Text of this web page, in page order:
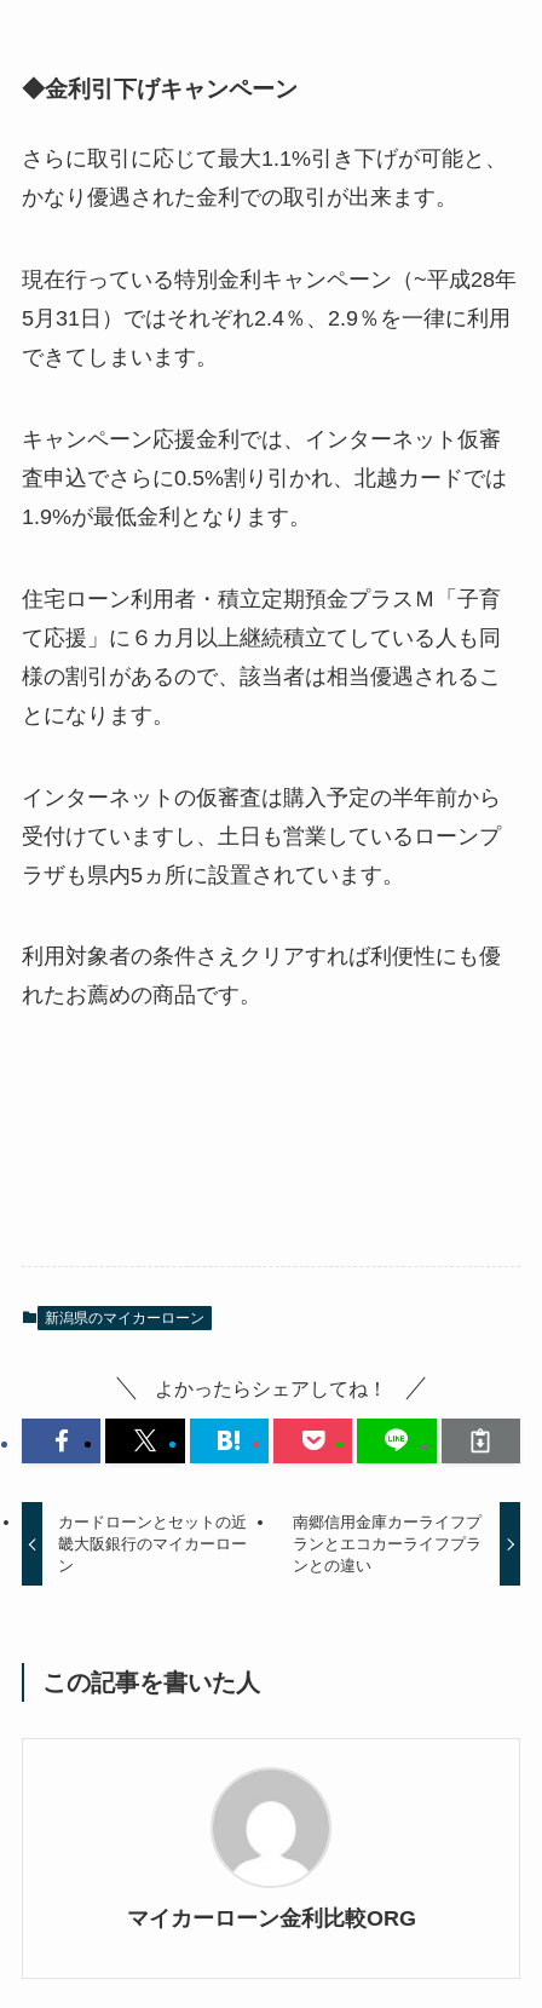
◆金利引下げキャンペーン
さらに取引に応じて最大1.1%引き下げが可能と、
かなり優遇された金利での取引が出来ます。
現在行っている特別金利キャンペーン（~平成28年
5月31日）ではそれぞれ2.4％、2.9％を一律に利用
できてしまいます。
キャンペーン応援金利では、インターネット仮審
査申込でさらに0.5%割り引かれ、北越カードでは
1.9%が最低金利となります。
住宅ローン利用者・積立定期預金プラスＭ「子育
て応援」に６カ月以上継続積立てしている人も同
様の割引があるので、該当者は相当優遇されるこ
とになります。
インターネットの仮審査は購入予定の半年前から
受付けていますし、土日も営業しているローンプ
ラザも県内5ヵ所に設置されています。
利用対象者の条件さえクリアすれば利便性にも優
れたお薦めの商品です。
新潟県のマイカーローン
よかったらシェアしてね！
カードローンとセットの近
畿大阪銀行のマイカーロー
ン
南郷信用金庫カーライフプ
ランとエコカーライフプラ
ンとの違い
この記事を書いた人
マイカーローン金利比較ORG